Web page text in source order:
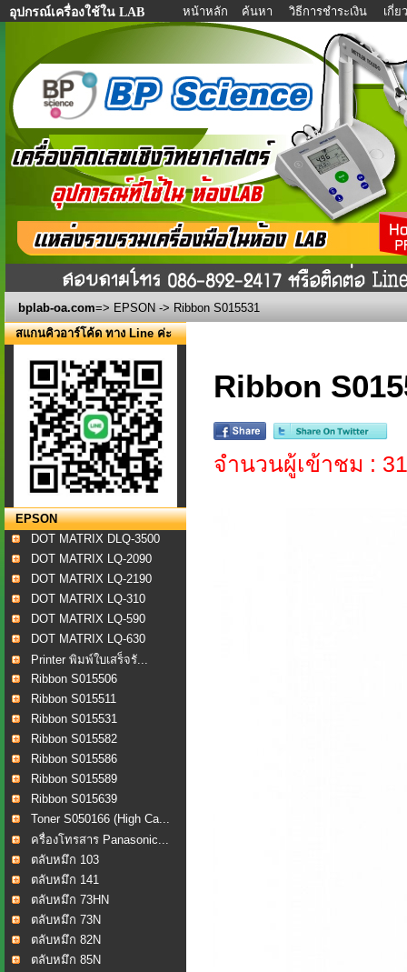
อุปกรณ์เครื่องใช้ใน LAB หน้าหลัก ค้นหา วิธีการชำระเงิน เกี่ย
bplab-oa.com=> EPSON -> Ribbon S015531
สแกนคิวอาร์โค้ด ทาง Line ค่ะ
EPSON
DOT MATRIX DLQ-3500
DOT MATRIX LQ-2090
DOT MATRIX LQ-2190
DOT MATRIX LQ-310
DOT MATRIX LQ-590
DOT MATRIX LQ-630
Printer พิมพ์ใบเสร็จรั...
Ribbon S015506
Ribbon S015511
Ribbon S015531
Ribbon S015582
Ribbon S015586
Ribbon S015589
Ribbon S015639
Toner S050166 (High Ca...
ครื่องโทรสาร Panasonic...
ตลับหมึก 103
ตลับหมึก 141
ตลับหมึก 73HN
ตลับหมึก 73N
ตลับหมึก 82N
ตลับหมึก 85N
Ribbon
จำนวนผู้เข้าชม :